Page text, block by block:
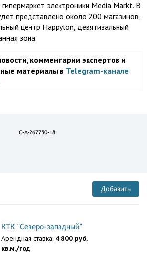
электроники Media Markt. В
представлено около 200 магазинов,
центр Happylon, девятизальный
зона.
комментарии экспертов и
материалы в Telegram-канале
C-A-267750-18
Добавить
КТК "Северо-западный"
Арендная ставка: 4 800 руб.
кв.м./год